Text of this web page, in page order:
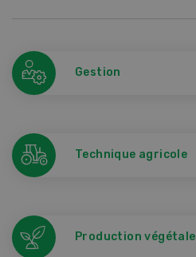
Gestion
Technique agricole
Production végétale